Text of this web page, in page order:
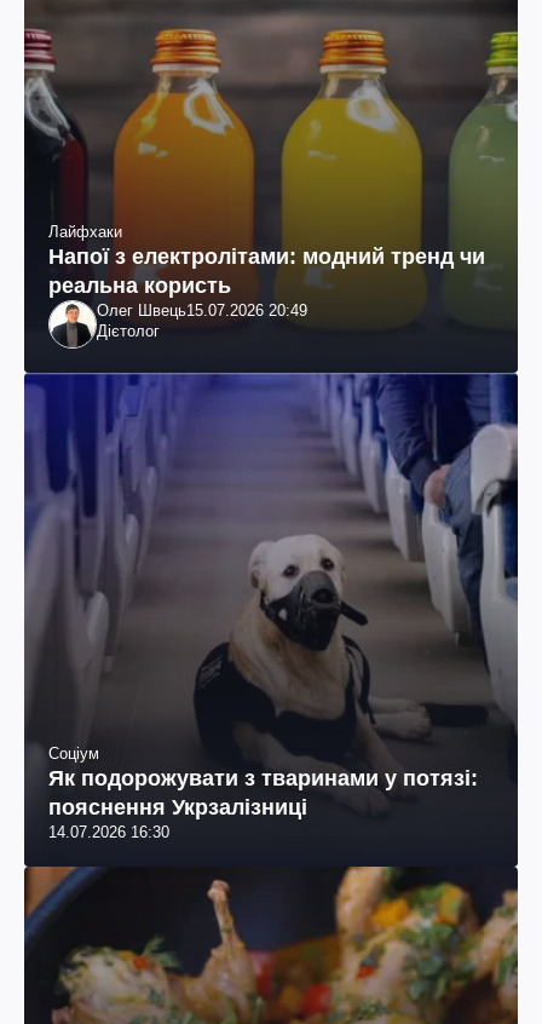
Лайфхаки
Напої з електролітами: модний тренд чи
реальна користь
Олег Швець15.07.2026 20:49
Дієтолог
Соціум
Як подорожувати з тваринами у потязі:
пояснення Укрзалізниці
14.07.2026 16:30